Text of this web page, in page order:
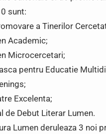
sunt:
a Tinerilor
Academic;
Microcercetari;
pentru Educatie
Excelenta;
de Debut Literar Lumen.
Lumen deruleaza 3 noi